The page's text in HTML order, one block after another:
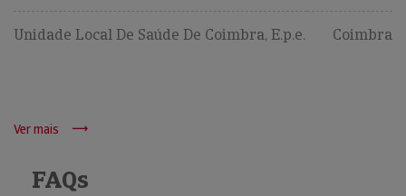
Unidade Local De Saúde De Coimbra, E.p.e. Coimbra
Ver mais
FAQs